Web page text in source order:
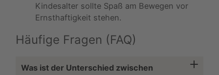
Kindesalter sollte Spaß am Bewegen vor
Ernsthaftigkeit stehen.
Häufige Fragen (FAQ)
Was ist der Unterschied zwischen